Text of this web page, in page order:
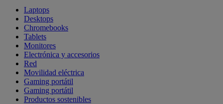
Laptops
Desktops
Chromebooks
Tablets
Monitores
Electrónica y accesorios
Red
Movilidad eléctrica
Gaming portátil
Gaming portátil
Productos sostenibles